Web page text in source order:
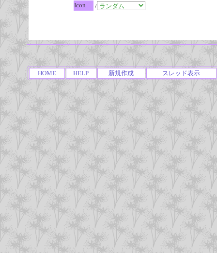
Icon
/
HOME HELP 新規作成 スレッド表示